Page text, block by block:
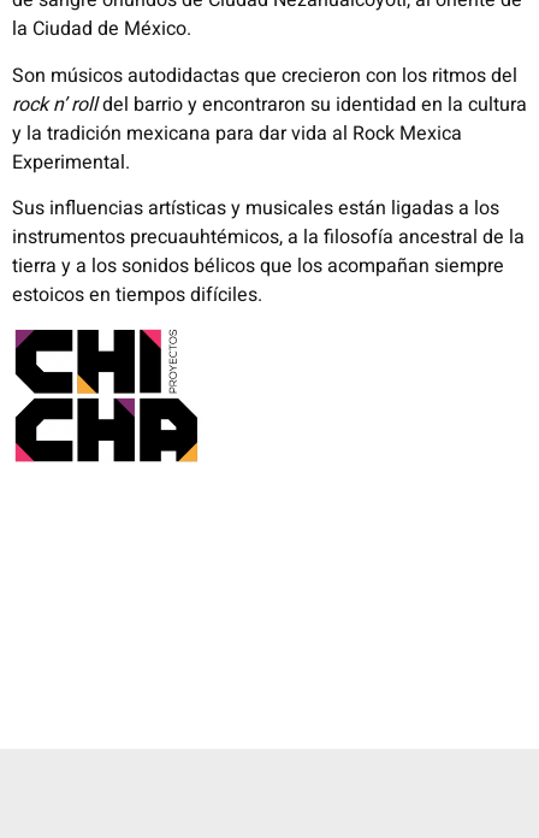
la Ciudad de México.
Son músicos autodidactas que crecieron con los ritmos del
rock n’ rolldel barrio y encontraron su identidad en la cultura
y la tradición mexicana para dar vida al Rock Mexica
Experimental.
Sus influencias artísticas y musicales están ligadas a los
instrumentos precuauhtémicos, a la filosofía ancestral de la
tierra y a los sonidos bélicos que los acompañan siempre
estoicos en tiempos difíciles.